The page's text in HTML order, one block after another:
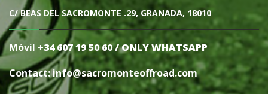
C/ BEAS DEL SACROMONTE .29, GRANADA, 18010
Móvil +34 607 19 50 60 / ONLY WHATSAPP
Contact: info@sacromonteoffroad.com